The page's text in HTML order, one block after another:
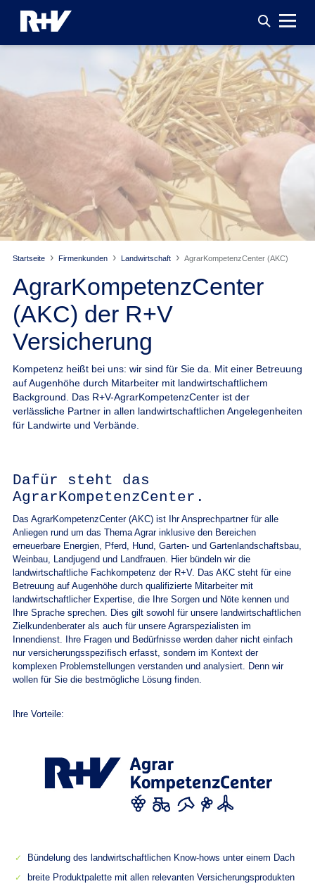
Startseite Firmenkunden Landwirtschaft AgrarKompetenzCenter (AKC)
AgrarKompetenzCenter
(AKC) der R+V
Versicherung
Kompetenz heißt bei uns: wir sind für Sie da. Mit einer Betreuung
auf Augenhöhe durch Mitarbeiter mit landwirtschaftlichem
Background. Das R+V-AgrarKompetenzCenter ist der
verlässliche Partner in allen landwirtschaftlichen Angelegenheiten
für Landwirte und Verbände.
Dafür steht das
AgrarKompetenzCenter.
Das AgrarKompetenzCenter (AKC) ist Ihr Ansprechpartner für alle
Anliegen rund um das Thema Agrar inklusive den Bereichen
erneuerbare Energien, Pferd, Hund, Garten- und Gartenlandschaftsbau,
Weinbau, Landjugend und Landfrauen. Hier bündeln wir die
landwirtschaftliche Fachkompetenz der R+V. Das AKC steht für eine
Betreuung auf Augenhöhe durch qualifizierte Mitarbeiter mit
landwirtschaftlicher Expertise, die Ihre Sorgen und Nöte kennen und
Ihre Sprache sprechen. Dies gilt sowohl für unsere landwirtschaftlichen
Zielkundenberater als auch für unsere Agrarspezialisten im
Innendienst. Ihre Fragen und Bedürfnisse werden daher nicht einfach
nur versicherungsspezifisch erfasst, sondern im Kontext der
komplexen Problemstellungen verstanden und analysiert. Denn wir
wollen für Sie die bestmögliche Lösung finden.
Ihre Vorteile:
Bündelung des landwirtschaftlichen Know-hows unter einem Dach
breite Produktpalette mit allen relevanten Versicherungsprodukten